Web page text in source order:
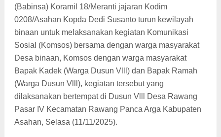
(Babinsa) Koramil 18/Meranti jajaran Kodim
0208/Asahan Kopda Dedi Susanto turun kewilayah
binaan untuk melaksanakan kegiatan Komunikasi
Sosial (Komsos) bersama dengan warga masyarakat
Desa binaan, Komsos dengan warga masyarakat
Bapak Kadek (Warga Dusun Vlll) dan Bapak Ramah
(Warga Dusun Vlll), kegiatan tersebut yang
dilaksanakan bertempat di Dusun Vlll Desa Rawang
Pasar IV Kecamatan Rawang Panca Arga Kabupaten
Asahan, Selasa (11/11/2025).